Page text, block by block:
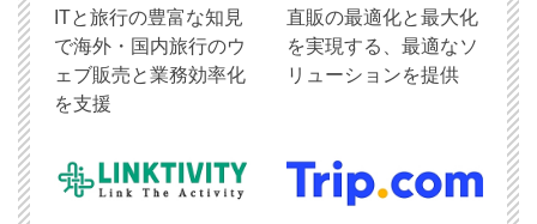
ITと旅行の豊富な知見
で海外・国内旅行のウ
ェブ販売と業務効率化
を支援
直販の最適化と最大化
を実現する、最適なソ
リューションを提供